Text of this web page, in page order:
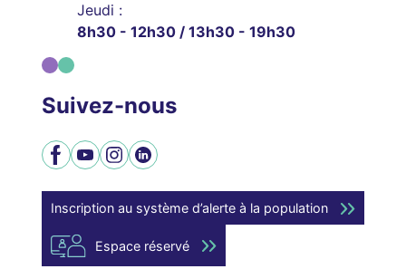
Jeudi :
8h30 - 12h30 / 13h30 - 19h30
Suivez-nous
Facebook
YouTubeInstagram
LinkedIn
Inscription au système d’alerte à la population
Espace réservé